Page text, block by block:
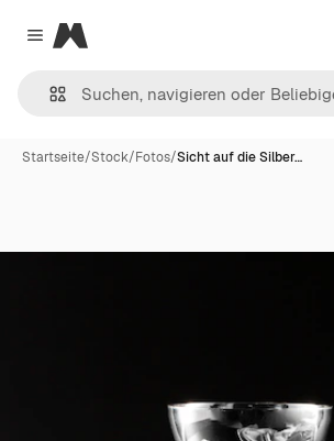
Close menu
Magnific
Startseite/Stock/Fotos/Sicht auf die Silber…